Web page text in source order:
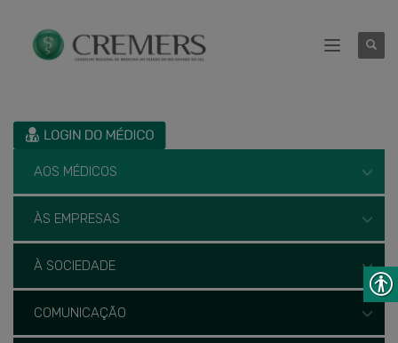
AOS MÉDICOS
ÀS EMPRESAS
À SOCIEDADE
COMUNICAÇÃO